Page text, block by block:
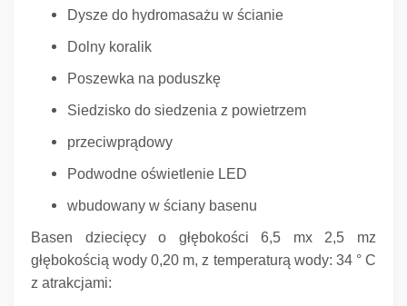
Dysze do hydromasażu w ścianie
Dolny koralik
Poszewka na poduszkę
Siedzisko do siedzenia z powietrzem
przeciwprądowy
Podwodne oświetlenie LED
wbudowany w ściany basenu
Basen dziecięcy o głębokości 6,5 mx 2,5 mz
głębokością wody 0,20 m, z temperaturą wody: 34 ° C
z atrakcjami: